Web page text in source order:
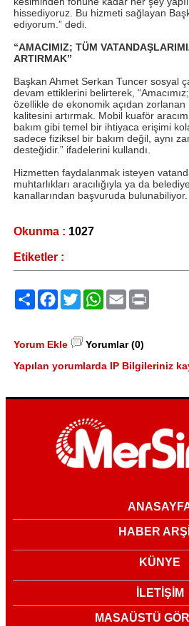
hissediyoruz. Bu hizmeti sağlayan
ediyorum.” dedi.
“AMACIMIZ; TÜM
ARTIRMAK”
Başkan Ahmet Serkan Tuncer sosyal
devam ettiklerini belirterek,
özellikle de ekonomik açıdan
kalitesini artırmak. Mobil kuaför
bakım gibi temel bir ihtiyaca erişimi
sadece fiziksel bir bakım değil, aynı
desteğidir.” ifadelerini kullandı.
Hizmetten faydalanmak isteyen
muhtarlıkları aracılığıyla ya da
kanallarından başvuruda bulunabiliyor.
Okunma : 1027
Etiketler :
PaylaşFacebook
TwitterWhatsApp
Email
Yorum Ekle
Yorumlar (0)
Yapılan yorumlarda IP Bilgileriniz
HABER
KÜNYE
İLETİŞİM
MASAÜSTÜ